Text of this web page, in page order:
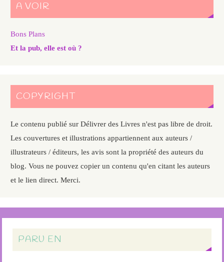
A VOIR
Bons Plans
Et la pub, elle est où ?
COPYRIGHT
Le contenu publié sur Délivrer des Livres n'est pas libre de droit.
Les couvertures et illustrations appartiennent aux auteurs /
illustrateurs / éditeurs, les avis sont la propriété des auteurs du
blog. Vous ne pouvez copier un contenu qu'en citant les auteurs
et le lien direct. Merci.
PARU EN